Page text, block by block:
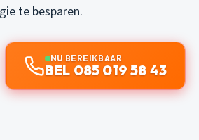
te besparen.
NU BEREIKBAAR
BEL 085 019 58 43